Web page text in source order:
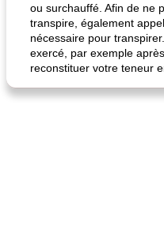
fiesta tostadas
ou surchauffé. Afin de ne
transpire, également
nécessaire pour
exercé, par exemple
reconstituer votre teneur